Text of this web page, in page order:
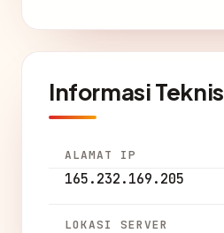
Informasi Teknis
ALAMAT IP
165.232.169.205
LOKASI SERVER